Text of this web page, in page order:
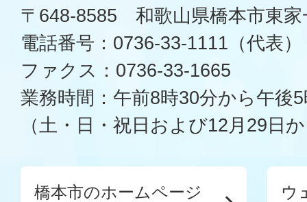
〒648-8585 和歌山県橋本市東家
電話番号：0736-33-1111（代表）
ファクス：0736-33-1665
業務時間：午前8時30分から午後
（土・日・祝日および12月29日
橋本市のホームページ
ウ